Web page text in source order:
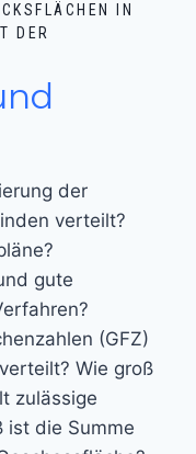
IN
DER
der
verteilt?
gute
(GFZ)
Wie groß
zulässige
ist die Summe